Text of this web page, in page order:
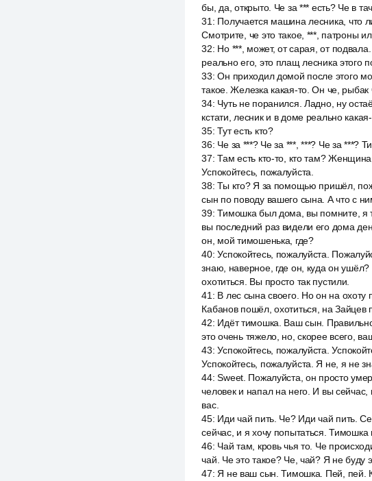
бы, да, открыто. Че за *** есть? Че в
31 : Получается машина лесника, что
Смотрите, че это такое, ***, патроны
32: Но ***, может, от сарая, от
реально его, это плащ лесника этого
33:Он приходил домой после этого
такое. Железка какая-то. Он че,
34: Чуть не поранился. Ладно, ну
кстати, лесник и в доме реально
35:Тут есть кто?
36: Че за ***? Че за ***, ***? Че за ***?
37:Там есть кто-то, кто там?
Успокойтесь, пожалуйста.
38:Ты кто? Я за помощью пришёл,
сын по поводу вашего сына. А что с
39:Тимошка был дома, вы помните, я
вы последний раз видели его дома
он, мой тимошенька, где?
40:Успокойтесь, пожалуйста.
знаю, наверное, где он, куда он
охотиться. Вы просто так пустили.
41 : В лес сына своего. Но он на охоту
Кабанов пошёл, охотиться, на
42: Идёт тимошка. Ваш сын.
это очень тяжело, но, скорее всего,
43:Успокойтесь, пожалуйста.
Успокойтесь, пожалуйста. Я не, я не
44:Sweet. Пожалуйста, он просто
человек и напал на него. И вы
вас.
45: Иди чай пить. Че? Иди чай пить.
сейчас, и я хочу попытаться.
46: Чай там, кровь чья то. Че
чай. Че это такое? Че, чай? Я не буду
47: Я не ваш сын. Тимошка. Пей, пей.